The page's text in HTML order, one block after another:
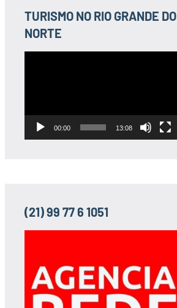
TURISMO NO RIO GRANDE DO
NORTE
00:00 13:08
(21) 99 77 6 1051